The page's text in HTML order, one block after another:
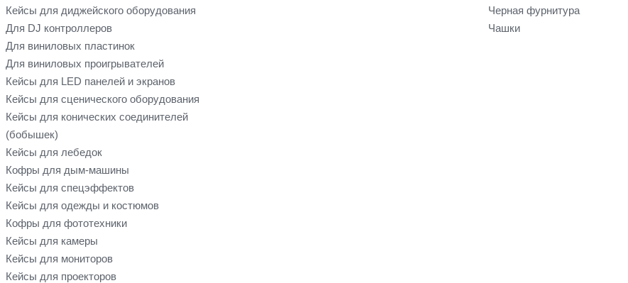
Кейсы для диджейского оборудования
Для DJ контроллеров
Для виниловых пластинок
Для виниловых проигрывателей
Кейсы для LED панелей и экранов
Кейсы для сценического оборудования
Кейсы для конических соединителей
(бобышек)
Кейсы для лебедок
Кофры для дым-машины
Кейсы для спецэффектов
Кейсы для одежды и костюмов
Кофры для фототехники
Кейсы для камеры
Кейсы для мониторов
Кейсы для проекторов
Черная фурнитура
Чашки